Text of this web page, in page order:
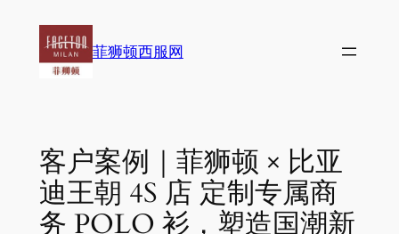
菲狮顿西服网
客户案例｜菲狮顿 × 比亚
迪王朝 4S 店 定制专属商
务 POLO 衫，塑造国潮新